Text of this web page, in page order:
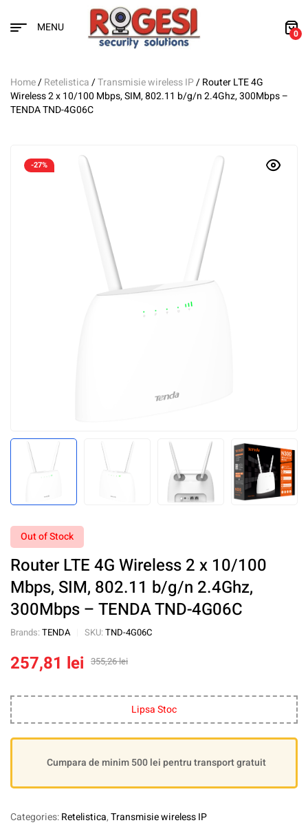
MENU 0
Home/Retelistica/Transmisie wireless IP/ Router LTE 4G
Wireless 2 x 10/100 Mbps, SIM, 802.11 b/g/n 2.4Ghz, 300Mbps –
TENDA TND-4G06C
-27%
Out of Stock
Router LTE 4G Wireless 2 x 10/100
Mbps, SIM, 802.11 b/g/n 2.4Ghz,
300Mbps – TENDA TND-4G06C
Brands: TENDA SKU: TND-4G06C
355,26lei
257,81 lei
Lipsa Stoc
Cumpara de minim 500 lei pentru transport gratuit
Categories:Retelistica,Transmisie wireless IP